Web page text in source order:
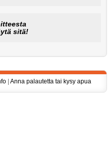
sitä!
| Anna palautetta tai kysy apua